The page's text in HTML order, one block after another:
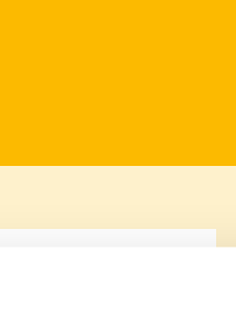
zu einem Tag der